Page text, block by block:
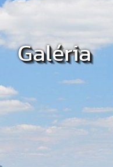
Galéria